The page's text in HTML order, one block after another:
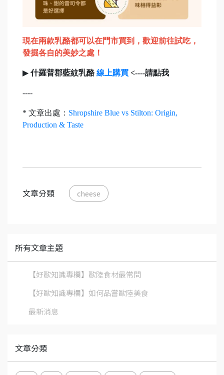
現在兩款乳酪都可以在門市買到，歡迎前往試吃，
發掘各自的美妙之處！
▶ 什羅普郡藍紋乳酪線上購買 <----請點我
----
* 文章出處： Shropshire Blue vs Stilton: Origin,
Production & Taste
文章分類 cheese
所有文章主題
【好歐知識專欄】歐陸食材最常問
【好歐知識專欄】如何品嘗歐陸美食
最新消息
文章分類